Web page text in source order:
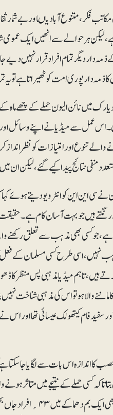
فکر، متنوع آبادیاںاور بے
لیکن ہرحوالے سے انھیں ایک
دار دیگر تمام افراد قرار نہیں
کا ذمہ دار پوری امت کو ٹھیراتا ہے تو
میں نائن الیون حملے کے چھے
اس عمل سے میڈیا نےاپنے وسائل
تنوع اور امتیازات کو نظر
منفی نتائج پیدا کیے گئے، لیکن
نے سی این این کو انٹرویو دیتے
ہیں جو بہت آسان کام ہے۔ حقیقت یہ
ہے، جو کسی بھی مذہب سے تعلق
نہیں، اسی طرح کسی مسلمان کے
ہیں، تاہم میڈیا مذہبی پس منظر
کا اندازہ اس بات سے لگایا جا سکتا
بتاتا کہ کسی حملے کے نتیجے میں
روز بیروت میں